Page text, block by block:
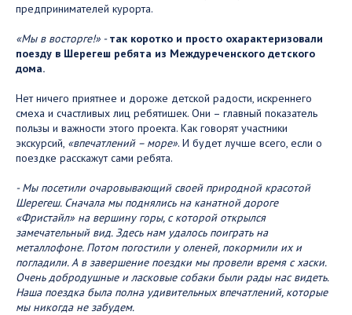
предпринимателей курорта.
«Мы в восторге!» -так коротко и просто охарактеризовали
поезду в Шерегеш ребята из Междуреченского детского
дома.
Нет ничего приятнее и дороже детской радости, искреннего
смеха и счастливых лиц ребятишек. Они – главный показатель
пользы и важности этого проекта. Как говорят участники
экскурсий, «впечатлений – море». И будет лучше всего, если о
поездке расскажут сами ребята.
- Мы посетили очаровывающий своей природной красотой
Шерегеш. Сначала мы поднялись на канатной дороге
«Фристайл» на вершину горы, с которой открылся
замечательный вид. Здесь нам удалось поиграть на
металлофоне. Потом погостили у оленей, покормили их и
погладили. А в завершение поездки мы провели время с хаски.
Очень добродушные и ласковые собаки были рады нас видеть.
Наша поездка была полна удивительных впечатлений, которые
мы никогда не забудем.